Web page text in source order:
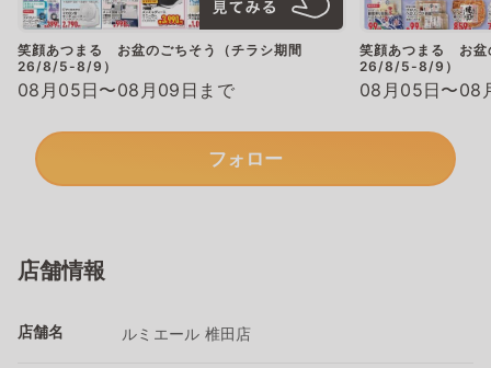
笑顔あつまる お盆のごちそう（チラシ期間
26/8/5-8/9）
08月05日〜08月09日まで
笑顔あつまる お盆
26/8/5-8/9）
08月05日〜08
フォロー
店舗情報
店舗名 ルミエール 椎田店